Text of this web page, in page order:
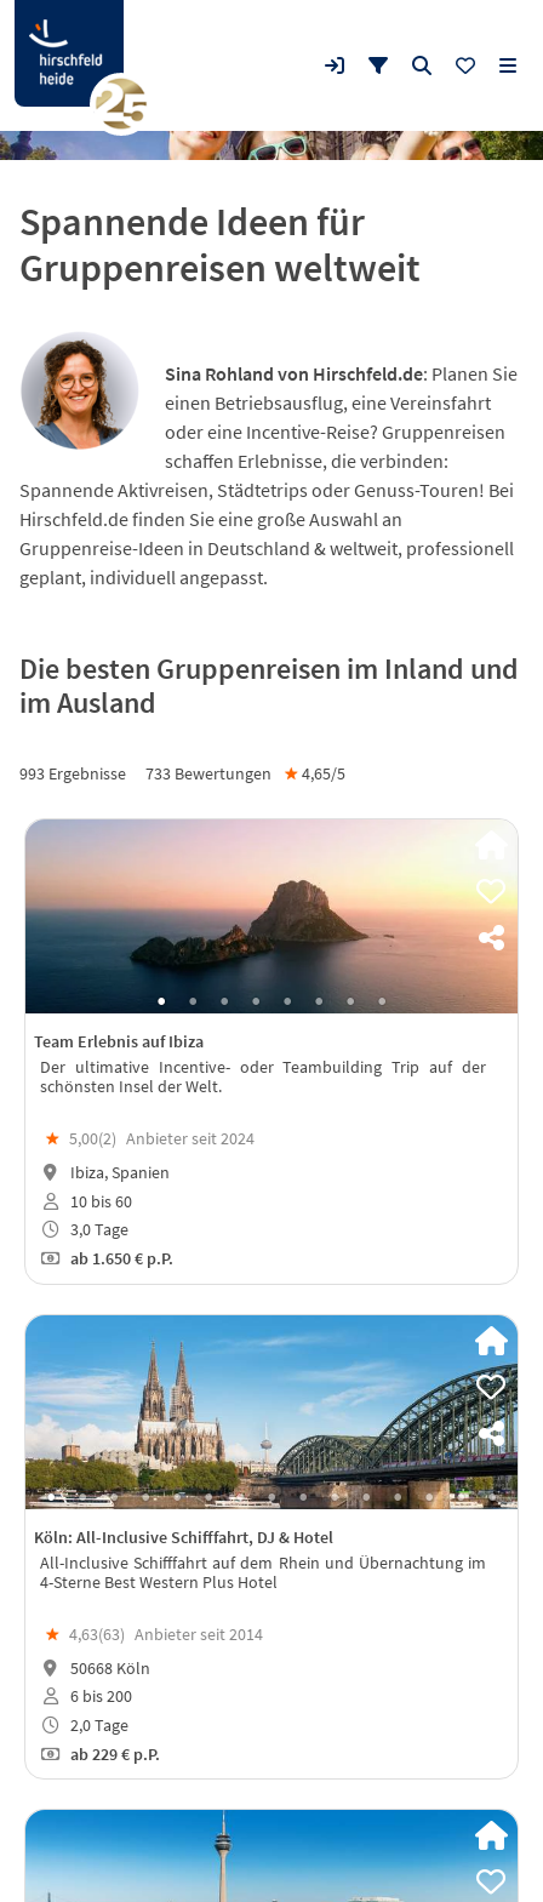
Spannende Ideen für
Gruppenreisen weltweit
Sina Rohland von Hirschfeld.de: Planen Sie
einen Betriebsausflug, eine Vereinsfahrt
oder eine Incentive-Reise? Gruppenreisen
schaffen Erlebnisse, die verbinden:
Spannende Aktivreisen, Städtetrips oder Genuss-Touren! Bei
Hirschfeld.de finden Sie eine große Auswahl an
Gruppenreise-Ideen in Deutschland & weltweit, professionell
geplant, individuell angepasst.
Die besten Gruppenreisen im Inland und
im Ausland
993 Ergebnisse 733 Bewertungen ★4,65/5
Team Erlebnis auf Ibiza
Der ultimative Incentive- oder Teambuilding Trip auf der
schönsten Insel der Welt.
★ 5,00(2) Anbieter seit 2024
Ibiza, Spanien
10 bis 60
3,0 Tage
ab1.650 € p.P.
Köln: All-Inclusive Schifffahrt, DJ & Hotel
All-Inclusive Schifffahrt auf dem Rhein und Übernachtung im
4-Sterne Best Western Plus Hotel
★ 4,63(63) Anbieter seit 2014
50668 Köln
6 bis 200
2,0 Tage
ab229 € p.P.